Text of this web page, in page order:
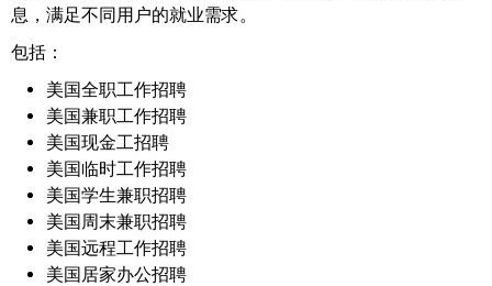
息，满足不同用户的就业需求。
包括：
美国全职工作招聘
美国兼职工作招聘
美国现金工招聘
美国临时工作招聘
美国学生兼职招聘
美国周末兼职招聘
美国远程工作招聘
美国居家办公招聘